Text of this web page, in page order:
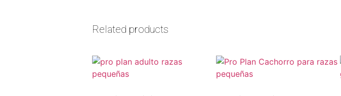
Related products